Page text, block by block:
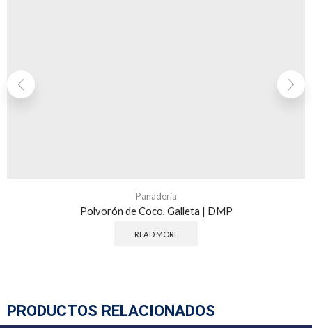
Panadería
Polvorón de Coco, Galleta | DMP
READ MORE
PRODUCTOS RELACIONADOS